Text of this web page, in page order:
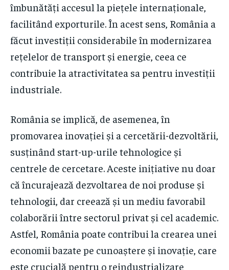
îmbunătăți accesul la piețele internaționale,
facilitând exporturile. În acest sens, România a
făcut investiții considerabile în modernizarea
rețelelor de transport și energie, ceea ce
contribuie la atractivitatea sa pentru investiții
industriale.
România se implică, de asemenea, în
promovarea inovației și a cercetării-dezvoltării,
susținând start-up-urile tehnologice și
centrele de cercetare. Aceste inițiative nu doar
că încurajează dezvoltarea de noi produse și
tehnologii, dar creează și un mediu favorabil
colaborării între sectorul privat și cel academic.
Astfel, România poate contribui la crearea unei
economii bazate pe cunoaștere și inovație, care
este crucială pentru o reindustrializare